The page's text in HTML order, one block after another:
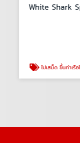
White Shark
ไปเสม็ด ขึ้นท่าเรือไ